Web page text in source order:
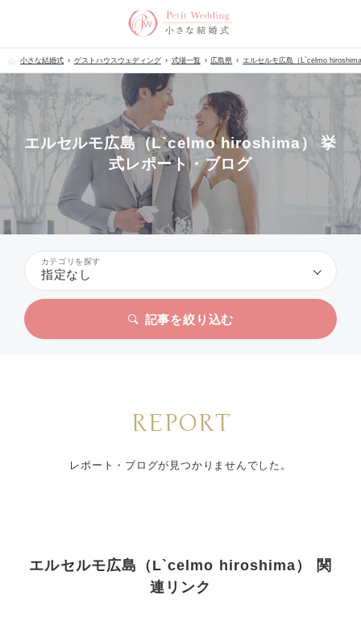
小さな結婚式 ゲストハウスウェディング 式場一覧 広島県 エルセルモ広島（L`celmo
エルセルモ広島（L`celmo hiroshima） 挙
式レポート・ブログ
カテゴリを探す
指定なし
記事を絞り込む
REPORT
レポート・ブログが見つかりませんでした。
エルセルモ広島（L`celmo hiroshima） 関
連リンク